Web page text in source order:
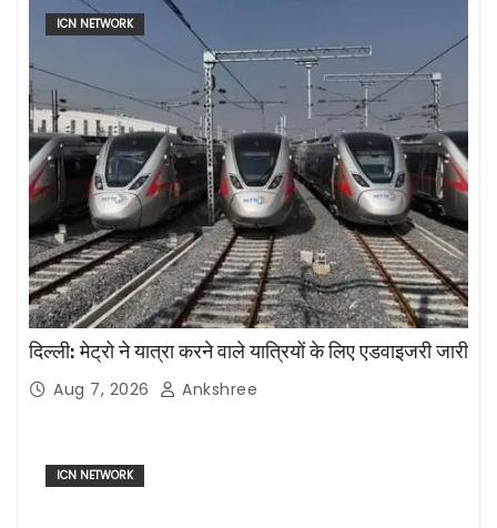
ICN NETWORK
दिल्ली: मेट्रो ने यात्रा करने वाले यात्रियों के लिए एडवाइजरी जारी
Aug 7, 2026 Ankshree
ICN NETWORK